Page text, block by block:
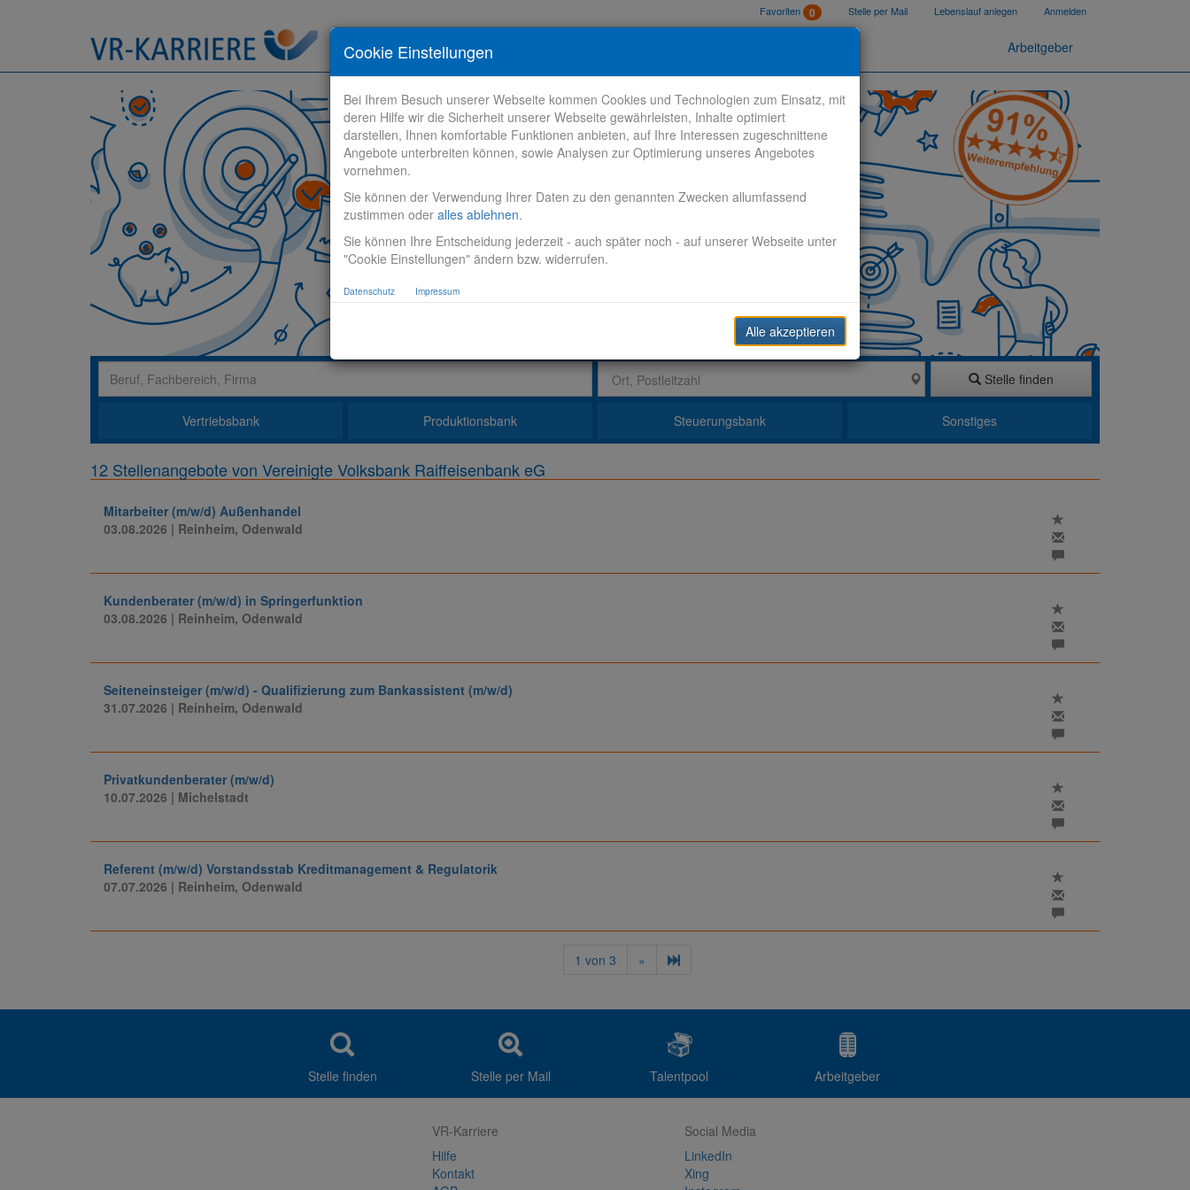
Favoriten 0 Stelle per Mail Lebenslauf anlegen Anmelden
Stelle finden Bewerbungstipps Arbeitgeber
Stelle finden
Vertriebsbank Produktionsbank Steuerungsbank Sonstiges
12 Stellenangebote von Vereinigte Volksbank Raiffeisenbank eG
Mitarbeiter (m/w/d) Außenhandel
03.08.2026 | Reinheim, Odenwald
Kundenberater (m/w/d) in Springerfunktion
03.08.2026 | Reinheim, Odenwald
Seiteneinsteiger (m/w/d) - Qualifizierung zum Bankassistent (m/w/d)
31.07.2026 | Reinheim, Odenwald
Privatkundenberater (m/w/d)
10.07.2026 | Michelstadt
Referent (m/w/d) Vorstandsstab Kreditmanagement & Regulatorik
07.07.2026 | Reinheim, Odenwald
1 von 3 »
Stelle finden Stelle per Mail Talentpool Arbeitgeber
VR-Karriere
Hilfe
Kontakt
Social Media
LinkedIn
Xing
Cookie Einstellungen
Bei Ihrem Besuch unserer Webseite kommen Cookies und Technologien zum Einsatz, mit
deren Hilfe wir die Sicherheit unserer Webseite gewährleisten, Inhalte optimiert
darstellen, Ihnen komfortable Funktionen anbieten, auf Ihre Interessen zugeschnittene
Angebote unterbreiten können, sowie Analysen zur Optimierung unseres Angebotes
vornehmen.
Sie können der Verwendung Ihrer Daten zu den genannten Zwecken allumfassend
zustimmen oder alles ablehnen.
Sie können Ihre Entscheidung jederzeit - auch später noch - auf unserer Webseite unter
"Cookie Einstellungen" ändern bzw. widerrufen.
Datenschutz Impressum
Alle akzeptieren